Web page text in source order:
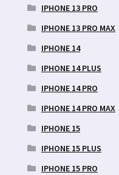
IPHONE 13 PRO
IPHONE 13 PRO MAX
IPHONE 14
IPHONE 14 PLUS
IPHONE 14 PRO
IPHONE 14 PRO MAX
IPHONE 15
IPHONE 15 PLUS
IPHONE 15 PRO